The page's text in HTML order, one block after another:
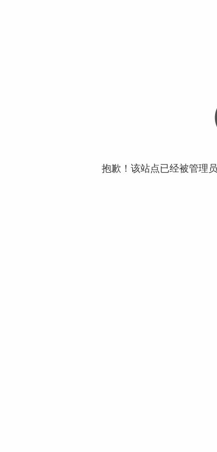
抱歉！该站点已经被管理